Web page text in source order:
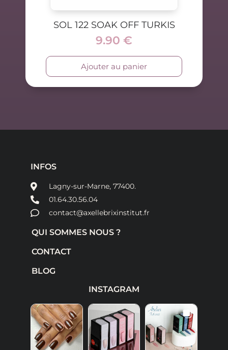
SOL 122 SOAK OFF TURKIS
9.90 €
Ajouter au panier
INFOS
Lagny-sur-Marne, 77400.
01.64.30.56.04
contact@axellebrixinstitut.fr
QUI SOMMES NOUS ?
CONTACT
BLOG
INSTAGRAM